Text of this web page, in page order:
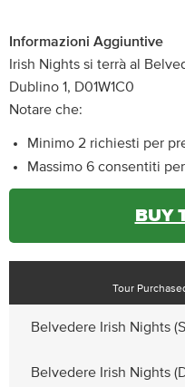
Informazioni Aggiuntive
Irish Nights si terrà al
Dublino 1, D01W1C0
Notare che:
Minimo 2 richiesti per
Massimo 6 consentiti
BUY
Tour
Belvedere Irish Nights
Belvedere Irish Nights